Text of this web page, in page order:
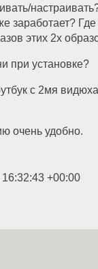
заработает?
этих 2х
при установке?
с 2мя
очень удобно.
+00:00